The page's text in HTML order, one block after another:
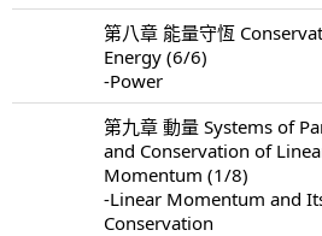
第八章 能量守恆
Energy (6/6)
-Power
第九章 動量 Systems of
and Conservation of
Momentum (1/8)
-Linear Momentum and
Conservation